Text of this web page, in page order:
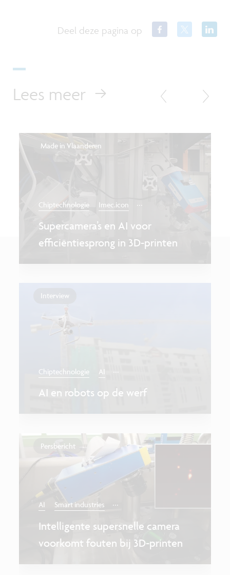
Deel deze pagina op
Lees meer
Made in Vlaanderen
Chiptechnologie Imec.icon ...
Supercamera’s en AI voor
efficiëntiesprong in 3D-printen
Interview
Chiptechnologie AI ...
AI en robots op de werf
Persbericht
AI Smart industries ...
Intelligente supersnelle camera
voorkomt fouten bij 3D-printen